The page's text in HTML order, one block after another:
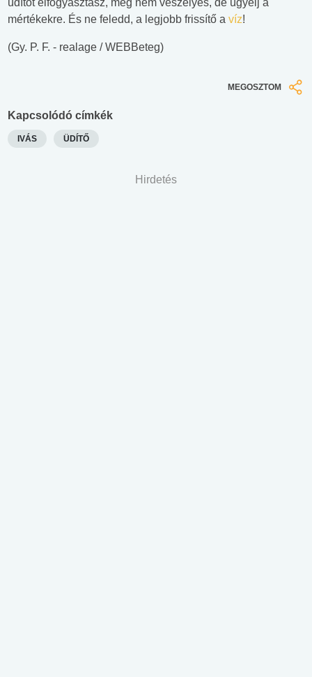
üdítőt elfogyasztasz, még nem veszélyes, de ügyelj a
mértékekre. És ne feledd, a legjobb frissítő a víz!
(Gy. P. F. - realage / WEBBeteg)
MEGOSZTOM
Kapcsolódó címkék
IVÁS ÜDÍTŐ
Hirdetés